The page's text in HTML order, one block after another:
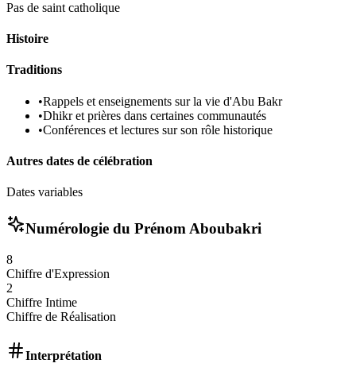
Pas de saint catholique
Histoire
Traditions
•Rappels et enseignements sur la vie d'Abu Bakr
•Dhikr et prières dans certaines communautés
•Conférences et lectures sur son rôle historique
Autres dates de célébration
Dates variables
Numérologie du Prénom Aboubakri
8
Chiffre d'Expression
2
Chiffre Intime
Chiffre de Réalisation
Interprétation